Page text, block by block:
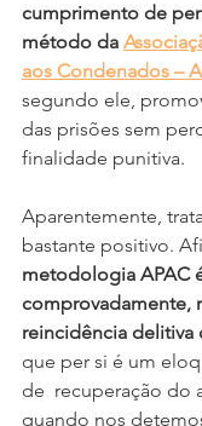
cumprimento de
método da
aos Condenados –
segundo ele,
das prisões sem
finalidade punitiva.
Aparentemente,
bastante positivo.
metodologia APAC
comprovadamente,
reincidência delitiva
que per si é um
de  recuperação do
quando nos